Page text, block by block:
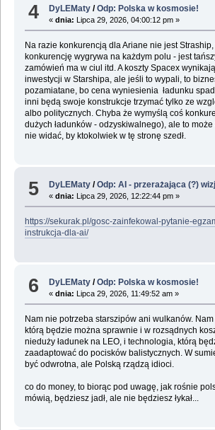
4 DyLEMaty /Odp: Polska w kosmosie!
«dnia: Lipca 29, 2026, 04:00:12 pm »
Na razie konkurencją dla Ariane nie jest
konkurencję wygrywa na każdym polu - jest
zamówień ma w ciul itd. A koszty Spacex
inwestycji w Starshipa, ale jeśli to wypali, to
pozamiatane, bo cena wyniesienia ładunku
inni będą swoje konstrukcje trzymać tylko ze
albo politycznych. Chyba że wymyślą coś
dużych ładunków - odzyskiwalnego), ale to
nie widać, by ktokolwiek w tę stronę szedł.
5 DyLEMaty /Odp: AI - przerażająca (?)
«dnia: Lipca 29, 2026, 12:22:44 pm »
https://sekurak.pl/gosc-zainfekowal-pytanie-
instrukcja-dla-ai/
6 DyLEMaty /Odp: Polska w kosmosie!
«dnia: Lipca 29, 2026, 11:49:52 am »
Nam nie potrzeba starszipów ani wulkanów. Nam
którą będzie można sprawnie i w rozsądnych
nieduży ładunek na LEO, i technologia, którą
zaadaptować do pocisków balistycznych. W
być odwrotna, ale Polską rządzą idioci.
co do money, to biorąc pod uwagę, jak rośnie
mówią, będziesz jadł, ale nie będziesz łykał...